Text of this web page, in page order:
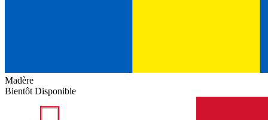
Madère
Bientôt Disponible